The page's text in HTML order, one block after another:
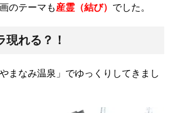
のテーマも産霊（結び） でした。
現れる？！
まなみ温泉」でゆっくりしてきまし